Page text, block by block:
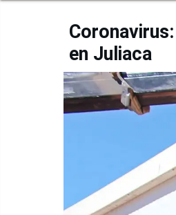
en Juliaca